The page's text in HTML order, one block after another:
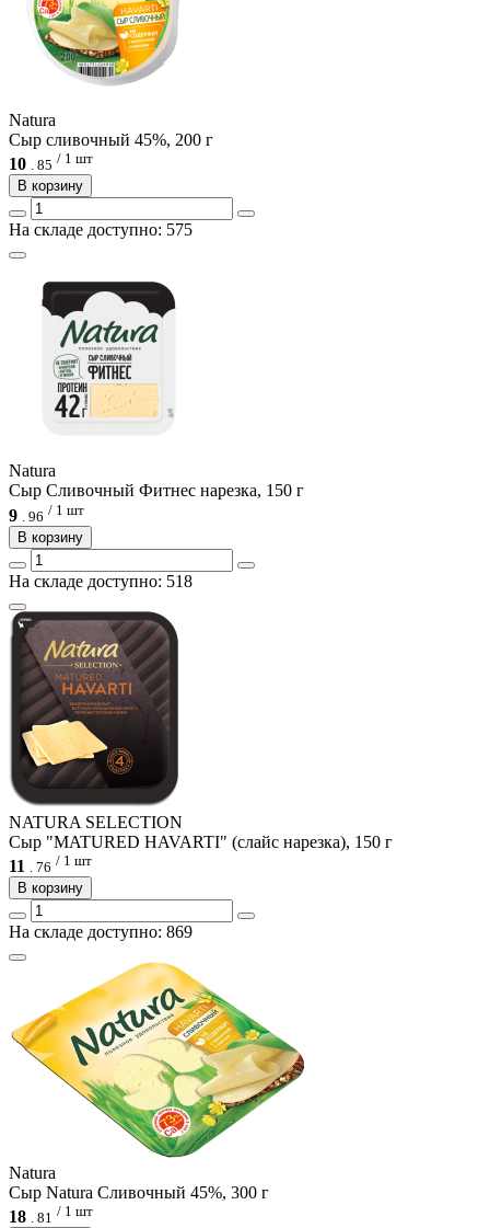
Natura
Сыр сливочный 45%, 200 г
10 . 85 / 1 шт
В корзину
На складе доступно: 575
Natura
Сыр Cливочный Фитнес нарезка, 150 г
9
96 / 1 шт
В корзину
На складе доступно: 518
NATURA SELECTION
Сыр "MATURED HAVARTI" (слайс нарезка), 150 г
11 . 76 / 1 шт
В корзину
На складе доступно: 869
Natura
Сыр Natura Сливочный 45%, 300 г
18 . 81 / 1 шт